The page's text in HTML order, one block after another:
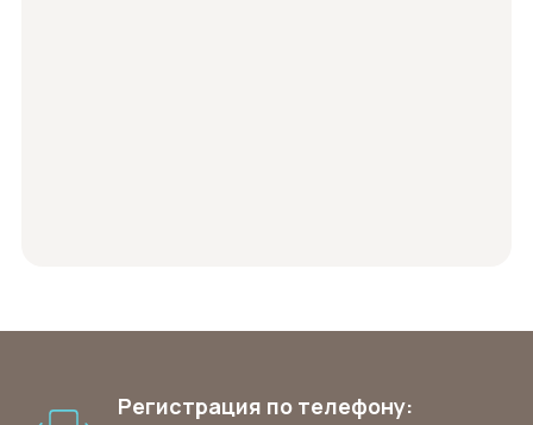
Регистрация по телефону: